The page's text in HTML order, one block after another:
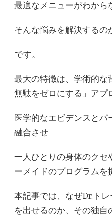
最適なメニューがわから
そんな悩みを解決するの
です。
最大の特徴は、学術的な
無駄をゼロにする」アプ
医学的なエビデンスとパ
融合させ
一人ひとりの身体のクセ
ーメイドのプログラムを
本記事では、なぜDr.ト
を出せるのか、その独自